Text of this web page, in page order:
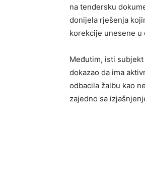
na tendersku
donijela rješenja
korekcije unesene u
Međutim, isti
dokazao da ima
odbacila žalbu kao
zajedno sa